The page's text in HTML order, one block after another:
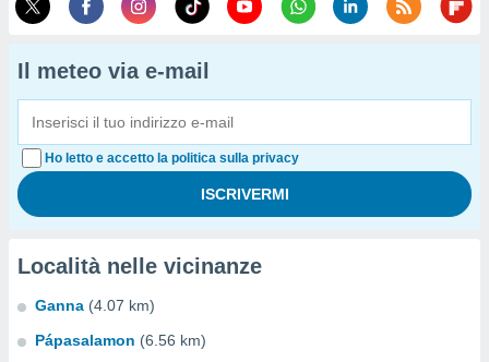
Il meteo via e-mail
Ho letto e accetto la politica sulla privacy
Località nelle vicinanze
Ganna (4.07 km)
Pápasalamon (6.56 km)